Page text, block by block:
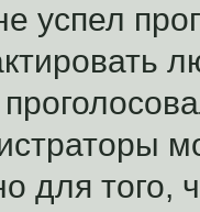
успел
для того,